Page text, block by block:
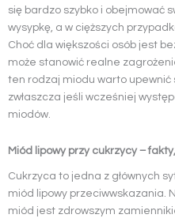
się bardzo szybko i obejmować
wysypkę, a w cięższych
Choć dla większości osób jest
może stanowić realne
ten rodzaj miodu warto upewnić
zwłaszcza jeśli wcześniej
miodów.
Miód lipowy przy cukrzycy –
Cukrzyca to jedna z głównych
miód lipowy przeciwwskazania.
miód jest zdrowszym